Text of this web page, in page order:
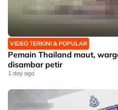
VIDEO TERKINI & POPULAR
Pemain Thailand maut,
disambar petir
1 day ago